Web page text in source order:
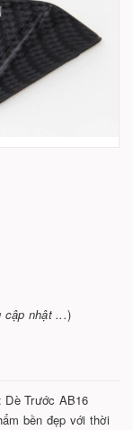
cập nhật ...)
Dè Trước AB16
bền đẹp với thời